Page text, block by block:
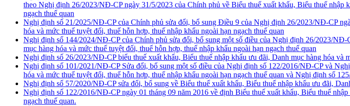
theo Nghị định 26/2023/NĐ-CP ngày 31/5/2023 của Chính phủ về Biểu thuế xuất khẩu, Biểu thuế nhập
ngạch thuế quan
Nghị định số 21/2025/NĐ-CP của Chính phủ sửa đổi, bổ sung Điều 9 của Nghị định 26/2023/NĐ-CP
hóa và mức thuế tuyệt đối, thuế hỗn hợp, thuế nhập khẩu ngoài hạn ngạch thuế quan
Nghị định số 144/2024/NĐ-CP của Chính phủ sửa đổi, bổ sung một số điều của Nghị định 26/2023/
mục hàng hóa và mức thuế tuyệt đối, thuế hỗn hợp, thuế nhập khẩu ngoài hạn ngạch thuế quan
Nghị định số 26/2023/NĐ-CP biểu thuế xuất khẩu, Biểu thuế nhập khẩu ưu đãi, Danh mục hàng hóa và
Nghị định số 101/2021/NĐ-CP Sửa đổi, bổ sung một số điều của Nghị định số 122/2016/NĐ-CP và
hóa và mức thuế tuyệt đối, thuế hỗn hợp, thuế nhập khẩu ngoài hạn ngạch thuế quan và Nghị định số
Nghị định số 57/2020/NĐ-CP sửa đổi, bổ sung về Biểu thuế xuất khẩu, Biểu thuế nhập khẩu ưu đãi,
Nghị định số 122/2016/NĐ-CP ngày 01 tháng 09 năm 2016 về định Biểu thuế xuất khẩu, Biểu thuế
ngạch thuế quan.